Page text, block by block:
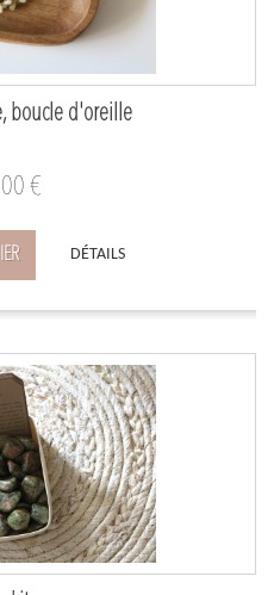
boucle d'oreille
€
DÉTAILS